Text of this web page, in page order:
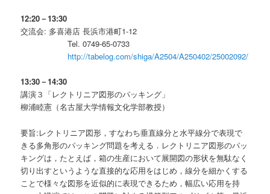
12:20－13:30
交流会: 多喜港店 長浜市港町1-12
Tel. 0749-65-0733
http://tabelog.com/shiga/A2504/A250402/25002092/
13:30－14:30
講演３「レクトリニア図形のパッキング」
柳浦睦憲（名古屋大学情報文化学部教授）
要旨:レクトリニア図形，すなわち垂直線分と水平線分で表現で
きる多角形のパッキング問題を考える．レクトリニア図形のパッ
キングは，たとえば，箱の生産において展開図の形状を無駄なく
切り出すというような直接的な応用をはじめ，線分を細かくする
ことで様々な図形を近似的に表現できるため，幅広い応用を持